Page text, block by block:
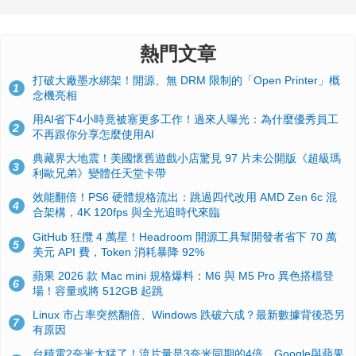
熱門文章
1
打破大廠墨水綁架！開源、無 DRM 限制的「Open Printer」概
念機亮相
2
用AI省下4小時竟被塞更多工作！過來人曝光：為什麼優秀員工
不再跟你分享怎麼使用AI
3
典藏界大地震！美國懷舊遊戲小店驚見 97 片未公開版《超級瑪
利歐兄弟》變體任天堂卡帶
4
效能翻倍！PS6 硬體規格流出：跳過四代改用 AMD Zen 6c 混
合架構，4K 120fps 與全光追時代來臨
5
GitHub 狂攬 4 萬星！Headroom 開源工具幫開發者省下 70 萬
美元 API 費，Token 消耗暴降 92%
6
蘋果 2026 款 Mac mini 規格爆料：M6 與 M5 Pro 異色搭檔登
場！容量或將 512GB 起跳
7
Linux 市占率突然翻倍、Windows 跌破六成？最新數據背後恐另
有原因